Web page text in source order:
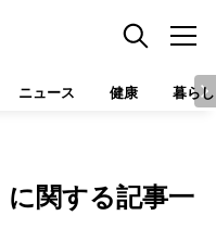
ニュース 健康 暮らし
に関する記事一